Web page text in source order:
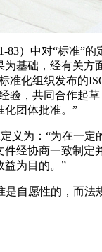
83）中对“标准”
基础，经有关
准化组织发布的
验，共同合作起
化团体批准。”
义为：“为在一
经协商一致制
益为目的。”
自愿性的，而